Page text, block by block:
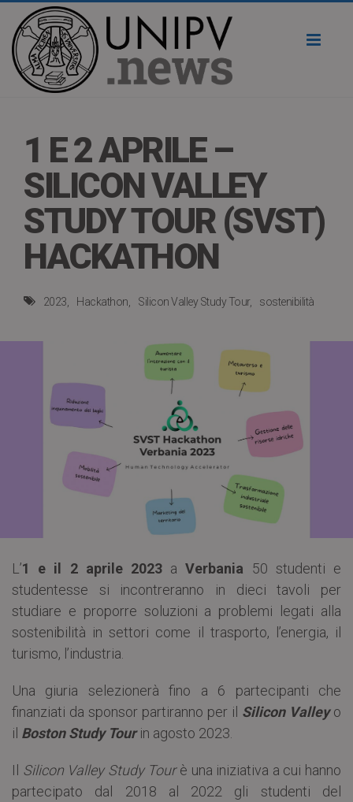
1 E 2 APRILE –
SILICON VALLEY
STUDY TOUR (SVST)
HACKATHON
2023 Hackathon Silicon Valley Study Tour sostenibilità
L’1 e il 2 aprile 2023 aVerbania 50 studenti e
studentesse si incontreranno in dieci tavoli per
studiare e proporre soluzioni a problemi legati alla
sostenibilità in settori come il trasporto, l’energia, il
turismo, l’industria.
Una giuria selezionerà fino a 6 partecipanti che
finanziati da sponsor partiranno per il Silicon Valleyo
il Boston Study Tourin agosto 2023.
Il Silicon Valley Study Tourè una iniziativa a cui hanno
partecipato dal 2018 al 2022 gli studenti del